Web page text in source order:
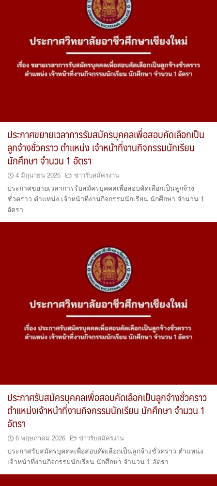
ประกาศขยายเวลาการรับสมัครบุคคลเพื่อสอบคัดเลือกเป็น
ลูกจ้างชั่วคราว ตำแหน่ง เจ้าหน้าที่งานกิจกรรมนักเรียน
นักศึกษา จำนวน 1 อัตรา
4 มิถุนายน 2026 ข่าวรับสมัครงาน
ประกาศขยายเวลาการรับสมัครบุคคลเพื่อสอบคัดเลือกเป็นลูกจ้าง
ชั่วคราว ตำแหน่ง เจ้าหน้าที่งานกิจกรรมนักเรียน นักศึกษา จำนวน 1
อัตรา
ประกาศรับสมัครบุคคลเพื่อสอบคัดเลือกเป็นลูกจ้างชั่วคราว
ตำแหน่งเจ้าหน้าที่งานกิจกรรมนักเรียน นักศึกษา จำนวน 1
อัตรา
6 พฤษภาคม 2026 ข่าวรับสมัครงาน
ประกาศรับสมัครบุคคลเพื่อสอบคัดเลือกเป็นลูกจ้างชั่วคราว ตำแหน่ง
เจ้าหน้าที่งานกิจกรรมนักเรียน นักศึกษา จำนวน 1 อัตรา